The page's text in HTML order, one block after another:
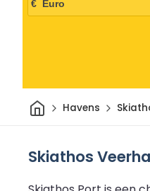
ThuisHavens
Skiathos